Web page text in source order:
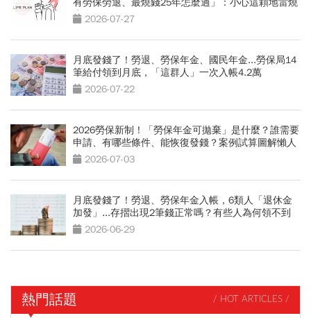
光存款
2026-07-27
月底發錢了！勞退、勞保年金、國民年金...勞保局14
筆給付領到月底，「這群人」一次入帳4.2萬
2026-07-22
2026勞保新制！「勞保年金可拋棄」是什麼？誰需要
申請、有哪些條件、能恢復發錢？案例試算圖解懶人
包 2026-07-03
月底發錢了！勞退、勞保年金入帳，6類人「退休金
加發」...存摺出現2筆錢正常嗎？有些人為何領不到
2026-06-29
熱門話題 / HOT ARTICLES /